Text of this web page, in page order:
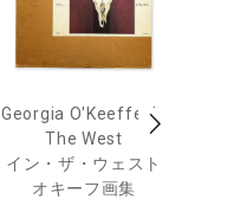
Georgia O'Keeffe: In
The West
イン・ザ・ウェスト
オキーフ画集